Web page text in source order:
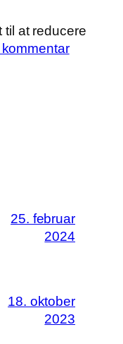
til at reducere
25. februar
2024
18. oktober
2023